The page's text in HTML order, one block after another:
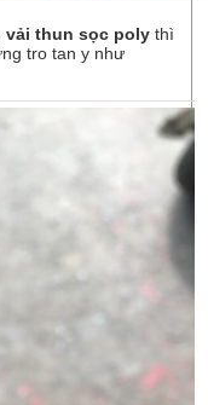
vải thun sọc poly thì
tro tan y như